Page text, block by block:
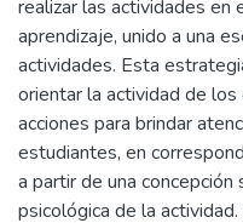
realizar las actividades en
aprendizaje, unido a una
actividades. Esta
orientar la actividad de
acciones para brindar
estudiantes, en
a partir de una
psicológica de la